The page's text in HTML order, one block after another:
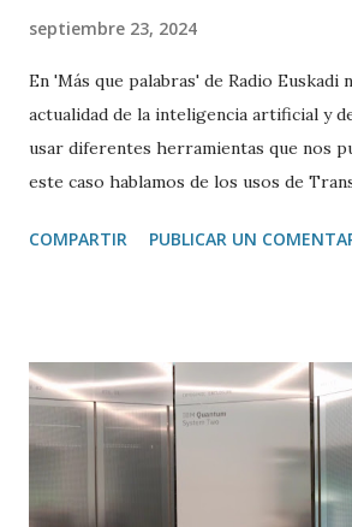
septiembre 23, 2024
En 'Más que palabras' de Radio Euskadi
actualidad de la inteligencia artificial y
usar diferentes herramientas que nos
este caso hablamos de los usos de
transcribir y resumir los vídeos de
COMPARTIR PUBLICAR UN